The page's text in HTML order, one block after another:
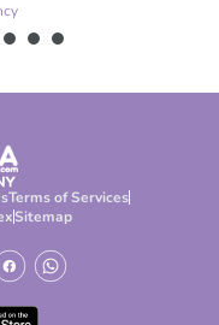
Terms of Services
Sitemap